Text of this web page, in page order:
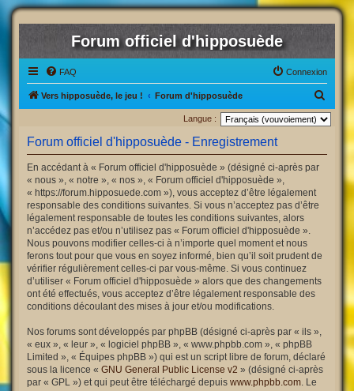
Forum officiel d'hipposuède
FAQ Connexion
Vers hipposuède, le jeu ! Forum d'hipposuède
e
Langue :
Forum officiel d'hipposuède - Enregistrement
En accédant à « Forum officiel d'hipposuède » (désigné ci-après par
« nous », « notre », « nos », « Forum officiel d'hipposuède »,
« https://forum.hipposuede.com »), vous acceptez d’être légalement
responsable des conditions suivantes. Si vous n’acceptez pas d’être
légalement responsable de toutes les conditions suivantes, alors
n’accédez pas et/ou n’utilisez pas « Forum officiel d'hipposuède ».
Nous pouvons modifier celles-ci à n’importe quel moment et nous
ferons tout pour que vous en soyez informé, bien qu’il soit prudent de
vérifier régulièrement celles-ci par vous-même. Si vous continuez
d’utiliser « Forum officiel d'hipposuède » alors que des changements
ont été effectués, vous acceptez d’être légalement responsable des
conditions découlant des mises à jour et/ou modifications.
Nos forums sont développés par phpBB (désigné ci-après par « ils »,
« eux », « leur », « logiciel phpBB », « www.phpbb.com », « phpBB
Limited », « Équipes phpBB ») qui est un script libre de forum, déclaré
sous la licence « GNU General Public License v2 » (désigné ci-après
par « GPL ») et qui peut être téléchargé depuis www.phpbb.com. Le